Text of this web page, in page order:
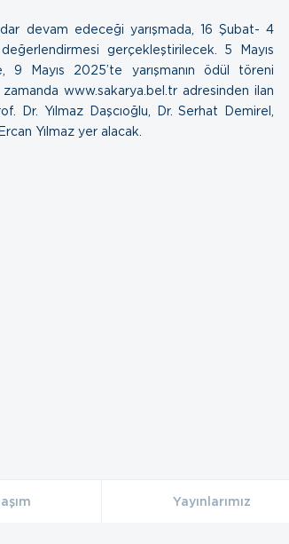
devam edeceği yarışmada, 16 Şubat- 4
gerçekleştirilecek. 5 Mayıs
9 Mayıs 2025’te yarışmanın ödül töreni
zamanda www.sakarya.bel.tr adresinden ilan
Dr. Yılmaz Daşcıoğlu, Dr. Serhat Demirel,
Yılmaz yer alacak.
Yayınlarımız